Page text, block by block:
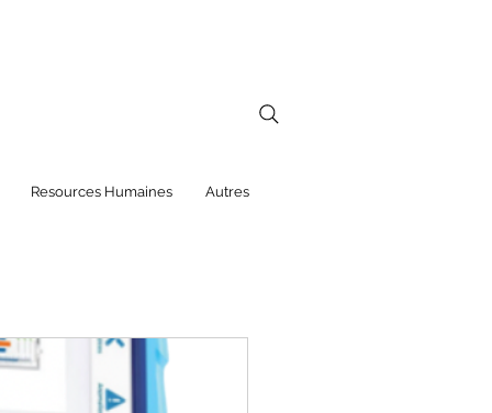
Resources Humaines Autres